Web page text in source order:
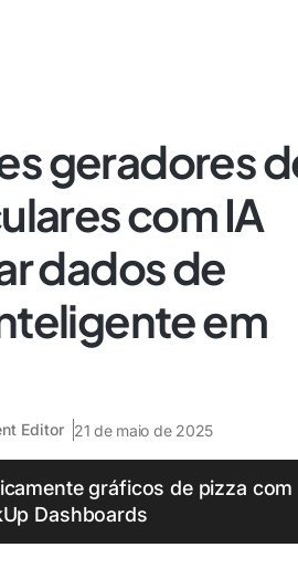
geradores
com IA
dados de
em
Editor 21 de maio de 2025
gráficos de pizza com
Dashboards